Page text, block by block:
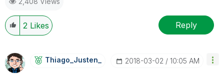
2 Likes Reply
Thiago_Justen_ ‎2018-03-02 10:05 AM